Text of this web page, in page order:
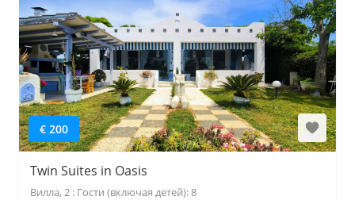
€ 200
Twin Suites in Oasis
Вилла, 2 : Гости (включая детей): 8